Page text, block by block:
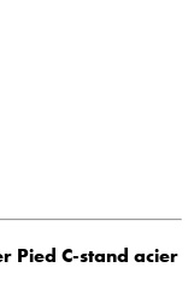
Pied C-stand acier